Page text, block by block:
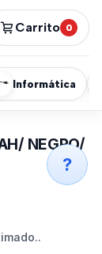
Carrito 0
Informática
NEGRO/
?